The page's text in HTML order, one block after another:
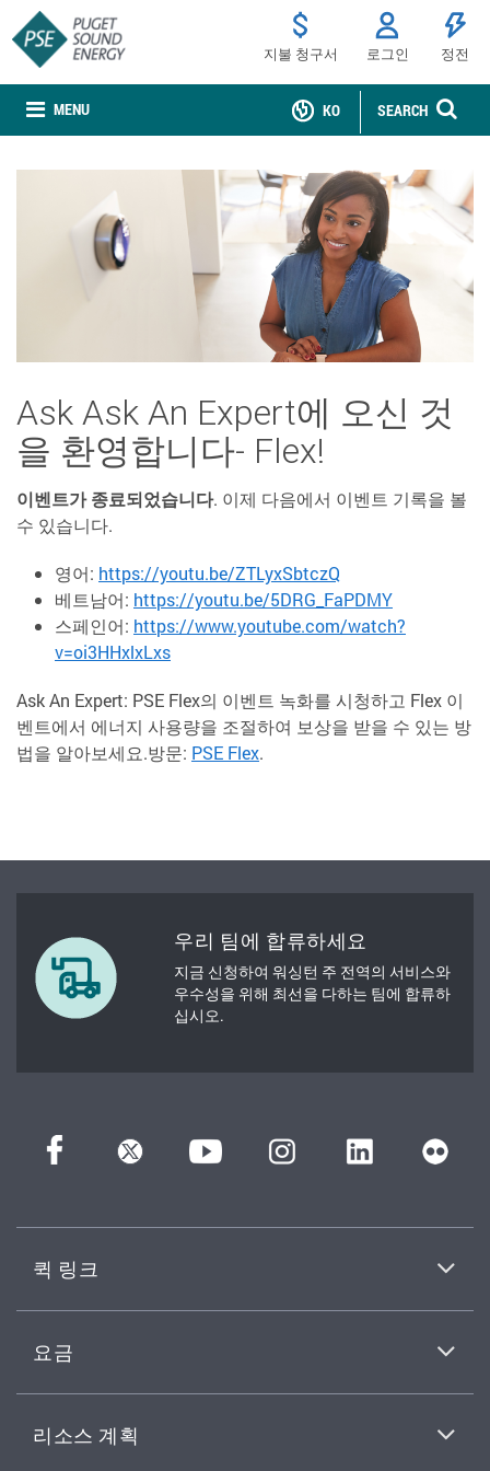
MENU
지불 청구서 로그인 정전
SEARCH
KO
Ask Ask An Expert에 오신 것
을 환영합니다- Flex!
이벤트가 종료되었습니다. 이제 다음에서 이벤트 기록을 볼
수 있습니다.
영어: https://youtu.be/ZTLyxSbtczQ
베트남어: https://youtu.be/5DRG_FaPDMY
스페인어: https://www.youtube.com/watch?
v=oi3HHxlxLxs
Ask An Expert: PSE Flex의 이벤트 녹화를 시청하고 Flex 이
벤트에서 에너지 사용량을 조절하여 보상을 받을 수 있는 방
법을 알아보세요.방문: PSE Flex.
우리 팀에 합류하세요
지금 신청하여 워싱턴 주 전역의 서비스와
우수성을 위해 최선을 다하는 팀에 합류하
십시오.
퀵 링크
요금
리소스 계획